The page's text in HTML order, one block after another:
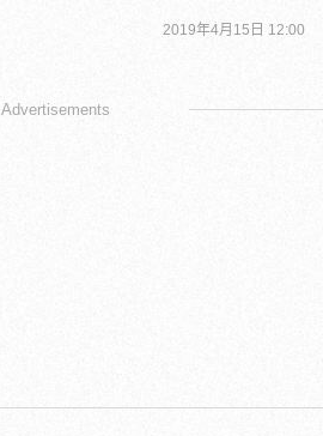
2019年4月15日 12:00
Advertisements